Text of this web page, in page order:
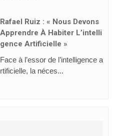
Rafael Ruiz : « Nous Devons
Apprendre À Habiter L’intelli
Gence Artificielle »
Face à l’essor de l’intelligence a
rtificielle, la néces...